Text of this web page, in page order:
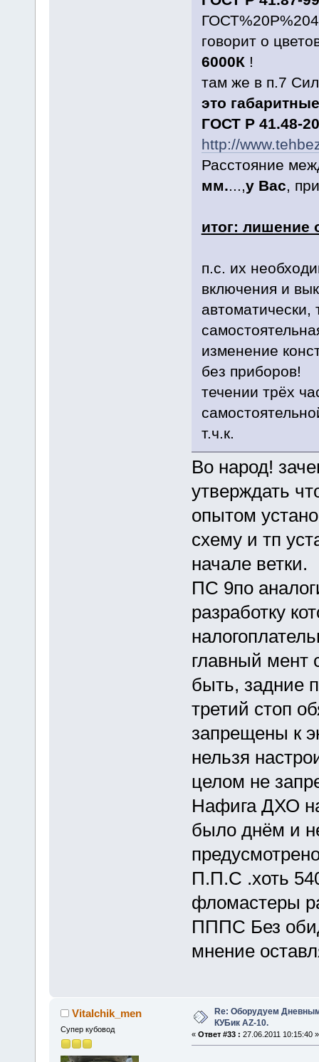
говорит о
6000К !
там же в п.7
это габаритные
ГОСТ Р 41.48-
http://
Расстояние
мм....,у Вас,
итог: лишение
п.с. их
включения и
автоматически,
изменение
без приборов!
течении трёх
т.ч.к.
Во народ!
утверждать
опытом
схему и тп
начале ветки.
ПС 9по
разработку
главный мент
быть, задние
третий стоп
запрещены к
нельзя
целом не
Нафига ДХО
было днём и
П.П.С .хоть
фломастеры
ПППС Без
мнение
Vitalchik_men
Супер кубовод
Re: Оборудуем
КУБик AZ-10.
« Ответ #33 : 27.06.2011 10:15:40 »